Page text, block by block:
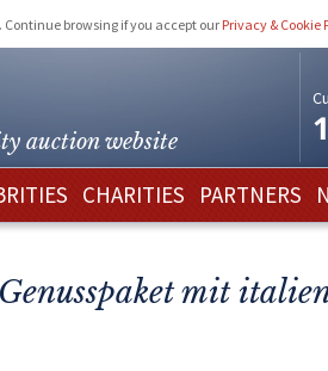
Continue browsing if you accept our Privacy & Cookie
auction website
CHARITIES PARTNERS
mit